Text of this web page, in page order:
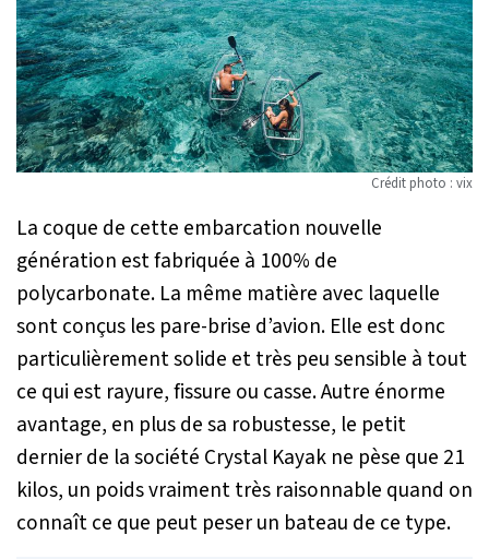
Crédit photo : vix
La coque de cette embarcation nouvelle
génération est fabriquée à 100% de
polycarbonate. La même matière avec laquelle
sont conçus les pare-brise d’avion. Elle est donc
particulièrement solide et très peu sensible à tout
ce qui est rayure, fissure ou casse. Autre énorme
avantage, en plus de sa robustesse, le petit
dernier de la société Crystal Kayak ne pèse que 21
kilos, un poids vraiment très raisonnable quand on
connaît ce que peut peser un bateau de ce type.